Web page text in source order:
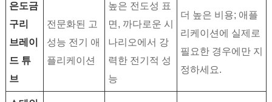
은도금
구리
브레이
드 튜
브
전문화된 고
성능 전기 애
플리케이션
높은 전도성 표
면, 까다로운 시
나리오에서 강
력한 전기적 성
능
더 높은 비용; 애플
리케이션에 실제로
필요한 경우에만 지
정하세요.